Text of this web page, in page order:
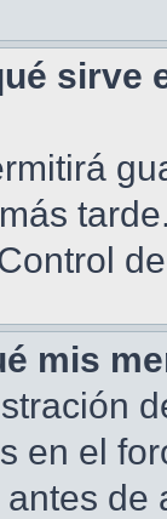
sirve
mis
en el
de